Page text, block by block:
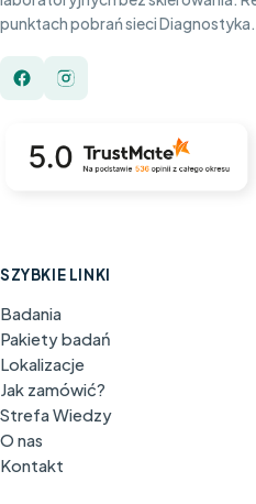
punktach pobrań sieci Diagnostyka.
SZYBKIE LINKI
Badania
Pakiety badań
Lokalizacje
Jak zamówić?
Strefa Wiedzy
O nas
Kontakt